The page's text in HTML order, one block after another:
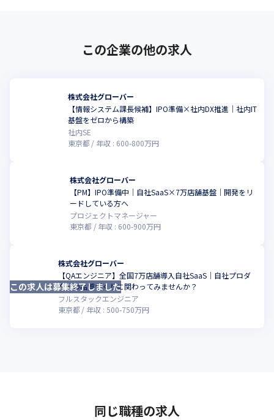
【今後のビジョン】
・DX事業部が展開するQナビORDER、NAVIシリーズの拡大によっ
・上場を目標として事業拡大中
・新サービス・新企画立案による多事業部化
この企業の他の求人
株式会社グローバー
【情報システム課長候補】IPO準備×社内DX推進｜社内IT
基盤をゼロから構築
社内SE
東京都
年収 : 600-800万円
株式会社グローバー
【PM】IPO準備中｜自社SaaS×7万店舗基盤｜開発をリ
ードしている方へ
プロジェクトマネージャー
東京都
年収 : 600-900万円
株式会社グローバー
【QAエンジニア】全国7万店舗導入自社SaaS｜自社プロダ
クトの品質づくりに関わってみませんか？
フルスタックエンジニア
東京都
年収 : 500-750万円
この求人は募集終了しました
同じ職種の求人